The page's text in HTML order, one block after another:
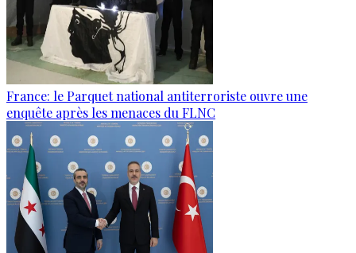
France: le Parquet national antiterroriste ouvre une
enquête après les menaces du FLNC